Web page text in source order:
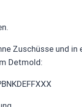
Zuschüsse und
Detmold: